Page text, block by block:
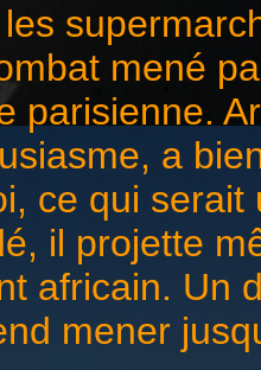
mené
parisienne.
a
ce qui
il projette
africain. Un
mener